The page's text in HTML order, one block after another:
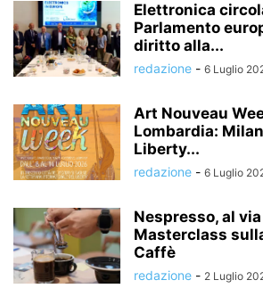
Elettronica
Parlamento
diritto alla...
redazione - 6 Luglio
Art Nouveau
Lombardia:
Liberty...
redazione - 6 Luglio
Nespresso, al
Masterclass
Caffè
redazione - 2 Luglio